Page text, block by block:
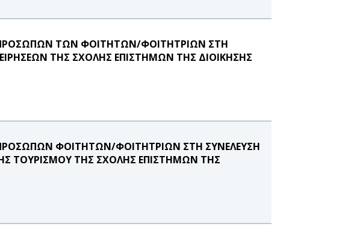
ΤΩΝ ΦΟΙΤΗΤΩΝ/ΦΟΙΤΗΤΡΙΩΝ ΣΤΗ
ΤΗΣ ΣΧΟΛΗΣ ΕΠΙΣΤΗΜΩΝ ΤΗΣ ΔΙΟΙΚΗΣΗΣ
ΦΟΙΤΗΤΩΝ/ΦΟΙΤΗΤΡΙΩΝ ΣΤΗ ΣΥΝΕΛΕΥΣΗ
ΤΟΥΡΙΣΜΟΥ ΤΗΣ ΣΧΟΛΗΣ ΕΠΙΣΤΗΜΩΝ ΤΗΣ